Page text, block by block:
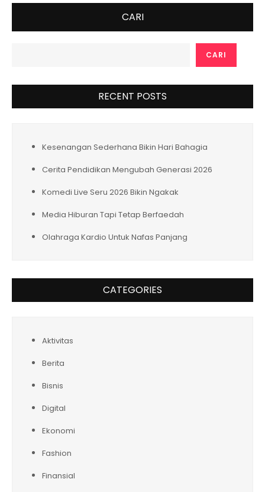
CARI
CARI
RECENT POSTS
Kesenangan Sederhana Bikin Hari Bahagia
Cerita Pendidikan Mengubah Generasi 2026
Komedi Live Seru 2026 Bikin Ngakak
Media Hiburan Tapi Tetap Berfaedah
Olahraga Kardio Untuk Nafas Panjang
CATEGORIES
Aktivitas
Berita
Bisnis
Digital
Ekonomi
Fashion
Finansial